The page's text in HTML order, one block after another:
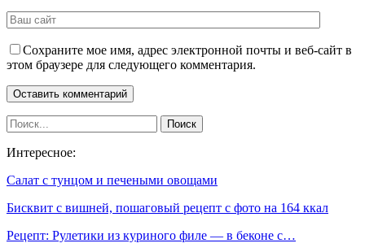
Сохраните мое имя, адрес электронной почты и веб-сайт в
этом браузере для следующего комментария.
Интересное:
Салат с тунцом и печеными овощами
Бисквит с вишней, пошаговый рецепт с фото на 164 ккал
Рецепт: Рулетики из куриного филе — в беконе с…